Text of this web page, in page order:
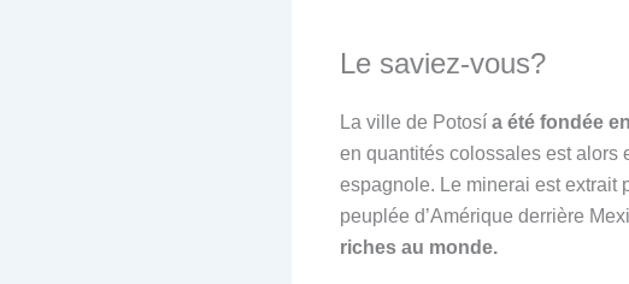
Le saviez-vous?
La ville de Potosí a été fondée
en quantités colossales est alors
espagnole. Le minerai est extrait
peuplée d’Amérique derrière
riches au monde.